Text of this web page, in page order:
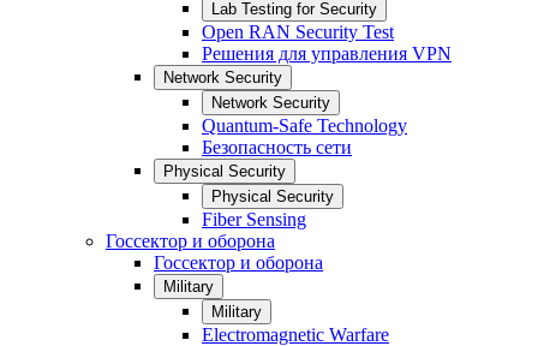
Lab Testing for Security
Open RAN Security Test
Решения для управления VPN
Network Security
Network Security
Quantum-Safe Technology
Безопасность сети
Physical Security
Physical Security
Fiber Sensing
Госсектор и оборона
Госсектор и оборона
Military
Military
Electromagnetic Warfare